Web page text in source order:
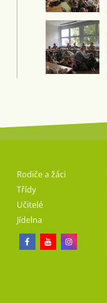
Rodiče a žáci
Třídy
Učitelé
Jídelna